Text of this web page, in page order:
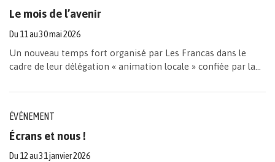
Le mois de l’avenir
Du 11au30mai2026
Un nouveau temps fort organisé par Les Francas dans le
cadre de leur délégation « animation locale » confiée par la...
ÉVÉNEMENT
Écrans et nous !
Du 12au31janvier2026